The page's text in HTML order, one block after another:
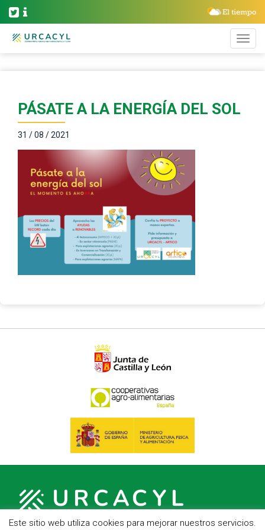
PÁSATE A LA ENERGÍA DEL SOL
31 / 08 / 2021
Este sitio web utiliza cookies para mejorar nuestros servicios.